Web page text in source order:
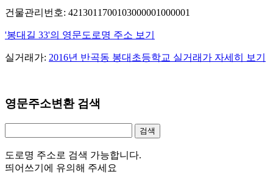
건물관리번호: 4213011700103000001000001
'봉대길 33'의 영문도로명 주소 보기
실거래가: 2016년 반곡동 봉대초등학교 실거래가 자세히 보기
영문주소변환 검색
도로명 주소로 검색 가능합니다.
띄어쓰기에 유의해 주세요